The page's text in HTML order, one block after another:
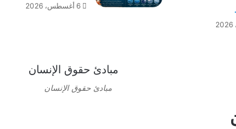
6 أغسطس، 2026
مبادئ حقوق الإنسان